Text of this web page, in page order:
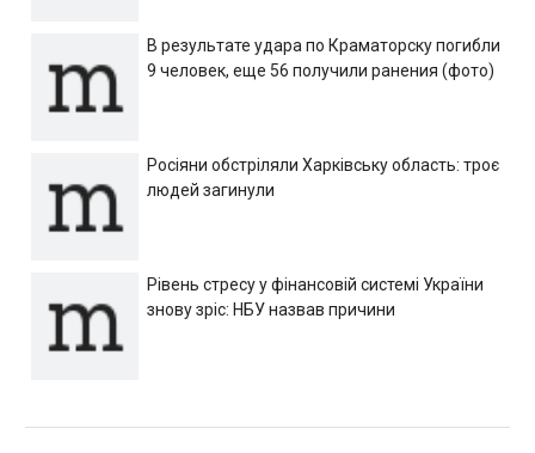
В результате удара по Краматорску погибли
9 человек, еще 56 получили ранения (фото)
Росіяни обстріляли Харківську область: троє
людей загинули
Рівень стресу у фінансовій системі України
знову зріс: НБУ назвав причини